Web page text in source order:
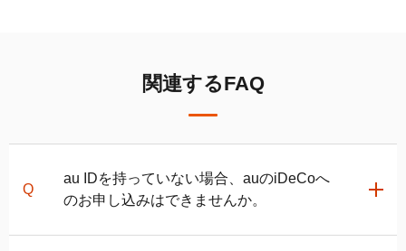
関連するFAQ
au IDを持っていない場合、auのiDeCoへ
のお申し込みはできませんか。